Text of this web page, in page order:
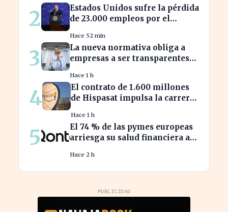
2
Estados Unidos sufre la pérdida
de 23.000 empleos por el
Hace 52 min
3
La nueva normativa obliga a
empresas a ser transparentes
trabajadores en puestos
similares
Hace 1 h
4
El contrato de 1.600 millones
de Hispasat impulsa la carrera
Hace 1 h
5
El 74 % de las pymes europeas
arriesga su salud financiera al
Hace 2 h
PUBLICIDAD